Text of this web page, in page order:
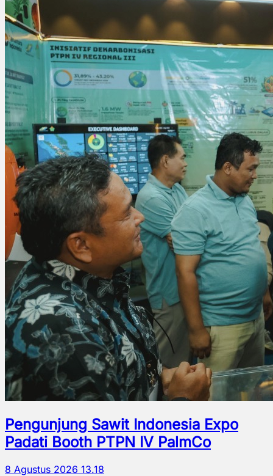
Pengunjung Sawit Indonesia Expo
Padati Booth PTPN IV PalmCo
8 Agustus 2026 13.18